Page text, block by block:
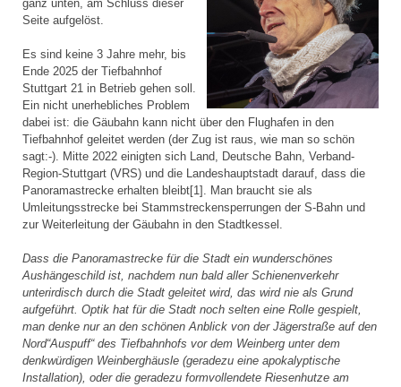
ganz unten, am Schluss dieser
Seite aufgelöst.
Es sind keine 3 Jahre mehr, bis
Ende 2025 der Tiefbahnhof
Stuttgart 21 in Betrieb gehen soll.
Ein nicht unerhebliches Problem
dabei ist: die Gäubahn kann nicht über den Flughafen in den
Tiefbahnhof geleitet werden (der Zug ist raus, wie man so schön
sagt:-). Mitte 2022 einigten sich Land, Deutsche Bahn, Verband-
Region-Stuttgart (VRS) und die Landeshauptstadt darauf, dass die
Panoramastrecke erhalten bleibt[1]. Man braucht sie als
Umleitungsstrecke bei Stammstreckensperrungen der S-Bahn und
zur Weiterleitung der Gäubahn in den Stadtkessel.
Dass die Panoramastrecke für die Stadt ein wunderschönes
Aushängeschild ist, nachdem nun bald aller Schienenverkehr
unterirdisch durch die Stadt geleitet wird, das wird nie als Grund
aufgeführt. Optik hat für die Stadt noch selten eine Rolle gespielt,
man denke nur an den schönen Anblick von der Jägerstraße auf den
Nord“Auspuff“ des Tiefbahnhofs vor dem Weinberg unter dem
denkwürdigen Weinberghäusle (geradezu eine apokalyptische
Installation), oder die geradezu formvollendete Riesenhutze am